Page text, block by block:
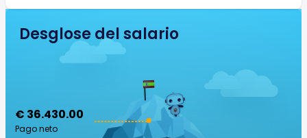
Desglose del salario
€ 36.430.00
Pago neto